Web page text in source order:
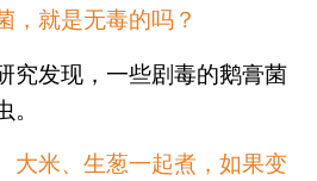
，就是无毒的吗？
发现，一些剧毒的鹅膏菌
大米、生葱一起煮，如果变